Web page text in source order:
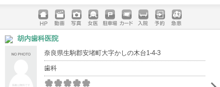
ホームペ
ージ
動画 写真 女医 駐車場
クレジッ
入院 予約 急患
胡内歯科医院
奈良県生駒郡安堵町大字かしの木台1-4-3
歯科